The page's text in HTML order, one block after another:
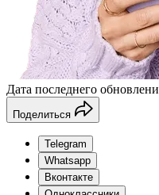
Дата последнего
Поделиться
Telegram
Whatsapp
Вконтакте